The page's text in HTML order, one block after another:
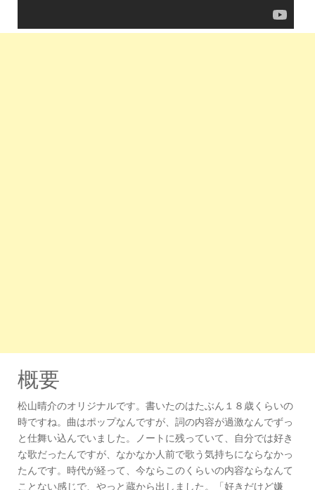
概要
松山晴介のオリジナルです。書いたのはたぶん１８歳くらいの
時ですね。曲はポップなんですが、詞の内容が過激なんでずっ
と仕舞い込んでいました。ノートに残っていて、自分では好き
な歌だったんですが、なかなか人前で歌う気持ちにならなかっ
たんです。時代が経って、今ならこのくらいの内容ならなんて
ことない感じで、やっと蔵から出しました。「好きだけど嫌